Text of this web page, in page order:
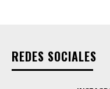
REDES SOCIALES